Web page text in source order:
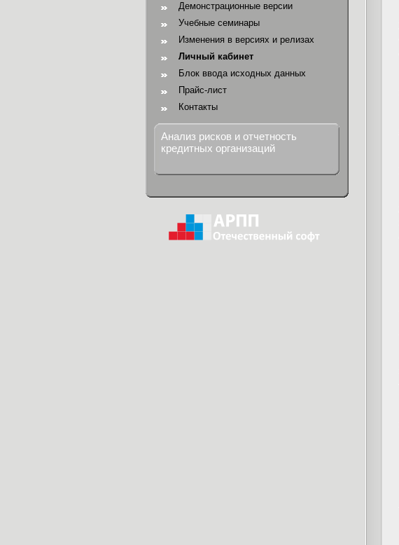
Демонстрационные версии
Учебные семинары
Изменения в версиях и релизах
Личный кабинет
Блок ввода исходных данных
Прайс-лист
Контакты
Анализ рисков и отчетность
кредитных организаций